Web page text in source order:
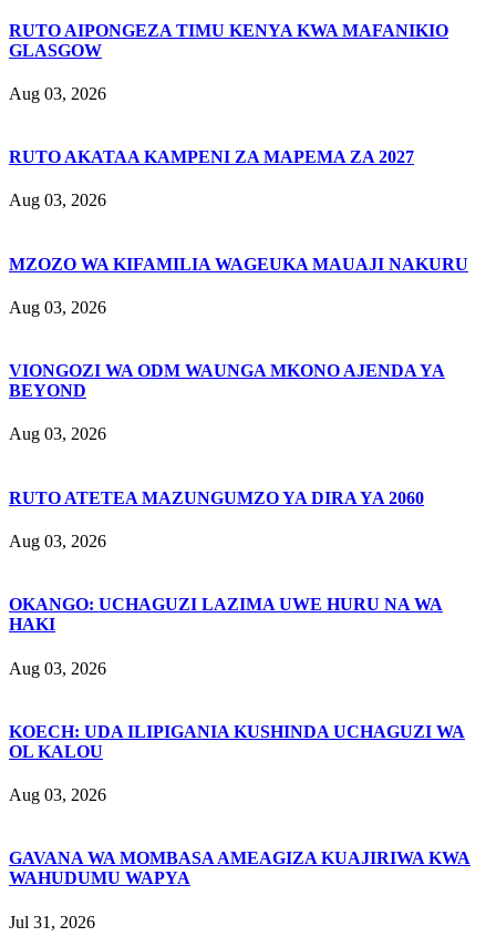
RUTO AIPONGEZA TIMU KENYA KWA MAFANIKIO
GLASGOW
Aug 03, 2026
RUTO AKATAA KAMPENI ZA MAPEMA ZA 2027
Aug 03, 2026
MZOZO WA KIFAMILIA WAGEUKA MAUAJI NAKURU
Aug 03, 2026
VIONGOZI WA ODM WAUNGA MKONO AJENDA YA
BEYOND
Aug 03, 2026
RUTO ATETEA MAZUNGUMZO YA DIRA YA 2060
Aug 03, 2026
OKANGO: UCHAGUZI LAZIMA UWE HURU NA WA
HAKI
Aug 03, 2026
KOECH: UDA ILIPIGANIA KUSHINDA UCHAGUZI WA
OL KALOU
Aug 03, 2026
GAVANA WA MOMBASA AMEAGIZA KUAJIRIWA KWA
WAHUDUMU WAPYA
Jul 31, 2026